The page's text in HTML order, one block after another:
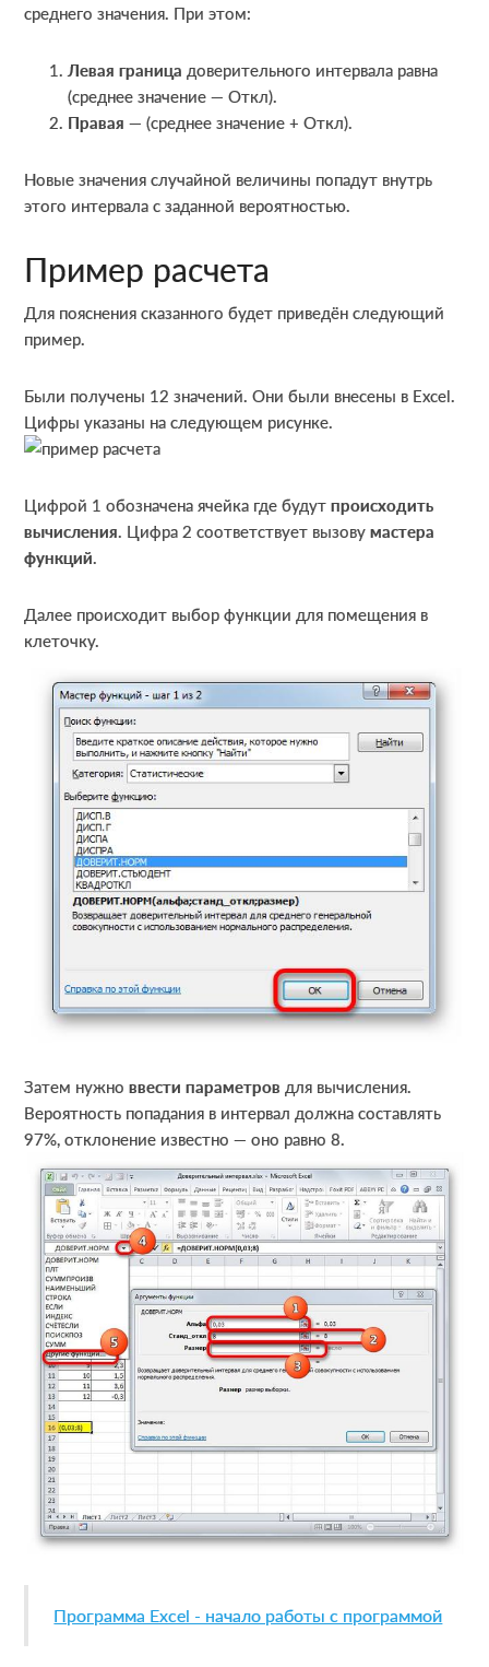
среднего значения. При этом:
Левая граница доверительного интервала равна
(среднее значение — Откл).
Правая — (среднее значение + Откл).
Новые значения случайной величины попадут внутрь
этого интервала с заданной вероятностью.
Пример расчета
Для пояснения сказанного будет приведён следующий
пример.
Были получены 12 значений. Они были внесены в Excel.
Цифры указаны на следующем рисунке.
Цифрой 1 обозначена ячейка где будутпроисходить
вычисления. Цифра 2 соответствует вызовумастера
функций.
Далее происходит выбор функции для помещения в
клеточку.
Затем нужноввести параметров для вычисления.
Вероятность попадания в интервал должна составлять
97%, отклонение известно — оно равно 8.
Программа Excel - начало работы с программой